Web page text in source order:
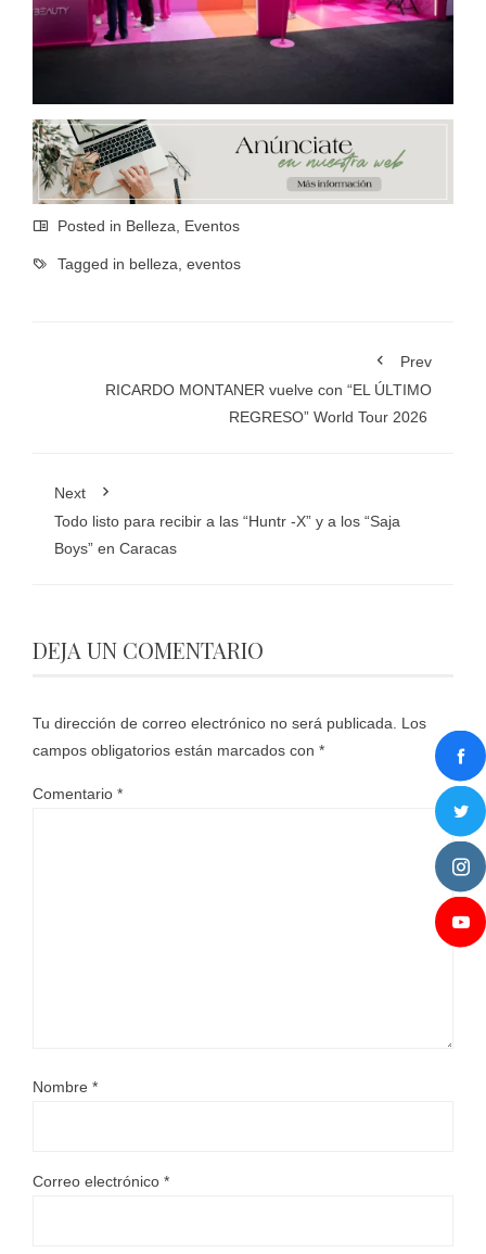
Posted in Belleza Eventos
Tagged in belleza eventos
Prev
RICARDO MONTANER vuelve con “EL ÚLTIMO
REGRESO” World Tour 2026
Next
Todo listo para recibir a las “Huntr -X” y a los “Saja
Boys” en Caracas
DEJA UN COMENTARIO
Tu dirección de correo electrónico no será publicada.
Los
campos obligatorios están marcados con *
Comentario *
Nombre *
Correo electrónico *